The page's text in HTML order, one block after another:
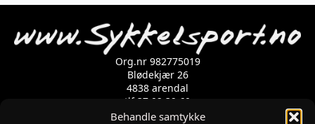
Behandle samtykke
kan
på
produktsiden
Org.nr 982775019
Blødekjær 26
4838 arendal
tlf 37 02 39 60
Kontaktskjema